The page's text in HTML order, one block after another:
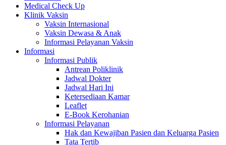
Medical Check Up
Klinik Vaksin
Vaksin Internasional
Vaksin Dewasa & Anak
Informasi Pelayanan Vaksin
Informasi
Informasi Publik
Antrean Poliklinik
Jadwal Dokter
Jadwal Hari Ini
Ketersediaan Kamar
Leaflet
E-Book Kerohanian
Informasi Pelayanan
Hak dan Kewajiban Pasien dan Keluarga Pasien
Tata Tertib